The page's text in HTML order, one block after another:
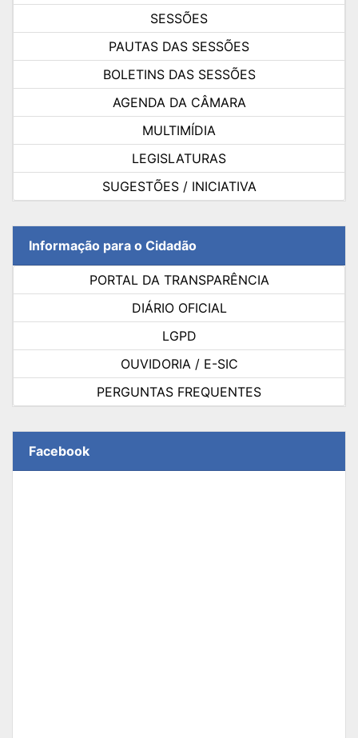
SESSÕES
PAUTAS DAS SESSÕES
BOLETINS DAS SESSÕES
AGENDA DA CÂMARA
MULTIMÍDIA
LEGISLATURAS
SUGESTÕES / INICIATIVA
Informação para o Cidadão
PORTAL DA TRANSPARÊNCIA
DIÁRIO OFICIAL
LGPD
OUVIDORIA / E-SIC
PERGUNTAS FREQUENTES
Facebook